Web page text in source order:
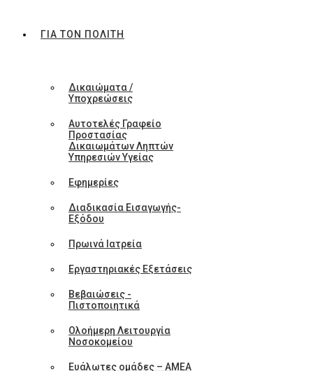
ΓΙΑ ΤΟΝ ΠΟΛΙΤΗ
Δικαιώματα /
Υποχρεώσεις
Αυτοτελές Γραφείο
Προστασίας
Δικαιωμάτων Ληπτών
Υπηρεσιών Υγείας
Εφημερίες
Διαδικασία Εισαγωγής-
Εξόδου
Πρωινά Ιατρεία
Εργαστηριακές Εξετάσεις
Βεβαιώσεις -
Πιστοποιητικά
Ολοήμερη Λειτουργία
Νοσοκομείου
Ευάλωτες ομάδες – ΑΜΕΑ